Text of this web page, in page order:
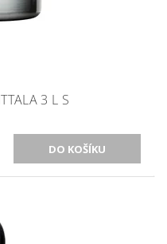
3 L S